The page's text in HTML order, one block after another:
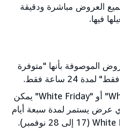
العروض مباشرة ودقيقة
فيها.
الموصوفة بأنها "متوفرة
"أسبوع White Friday" أو "White Friday" يمكن
عرض يستمر لمدة سبعة أيام